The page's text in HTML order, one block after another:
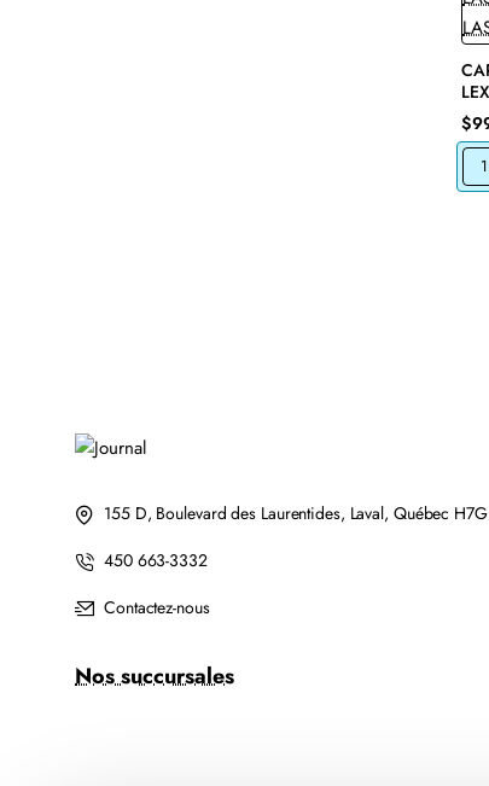
DE
155 D, Boulevard des Laurentides, Laval, Québec
450 663-3332
Contactez-nous
Nos succursales